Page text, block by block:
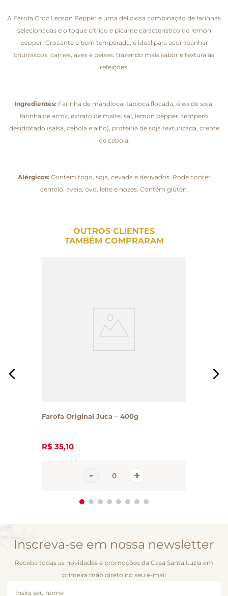
A Farofa Croc Lemon Pepper é uma deliciosa combinação de farinhas
selecionadas e o toque cítrico e picante característico do lemon
pepper. Crocante e bem temperada, é ideal para acompanhar
churrascos, carnes, aves e peixes, trazendo mais sabor e textura às
refeições.
Ingredientes: Farinha de mandioca, tapioca flocada, óleo de soja,
farinha de arroz, extrato de malte, sal, lemon pepper, tempero
desidratado (salsa, cebola e alho), proteína de soja texturizada, creme
de cebola.
Alérgicos:Contém trigo, soja, cevada e derivados. Pode conter
centeio, aveia, ovo, leite e nozes. Contém glúten.
OUTROS CLIENTES
TAMBÉM COMPRARAM
Farofa Original Juca – 400g
R$ 35,10
Inscreva-se em nossa newsletter
Receba todas as novidades e promoções da Casa Santa Luzia em
primeira mão direto no seu e-mail